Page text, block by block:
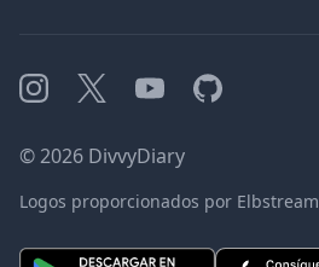
Instagram
X YouTubeGitHub
©2026 DivvyDiary
Logos proporcionados por Elbstream